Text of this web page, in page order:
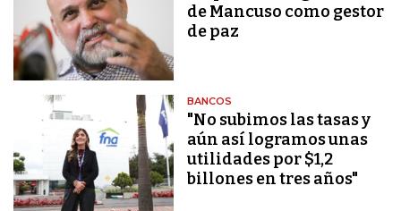
de Mancuso como gestor
de paz
BANCOS
"No subimos las tasas y
aún así logramos unas
utilidades por $1,2
billones en tres años"